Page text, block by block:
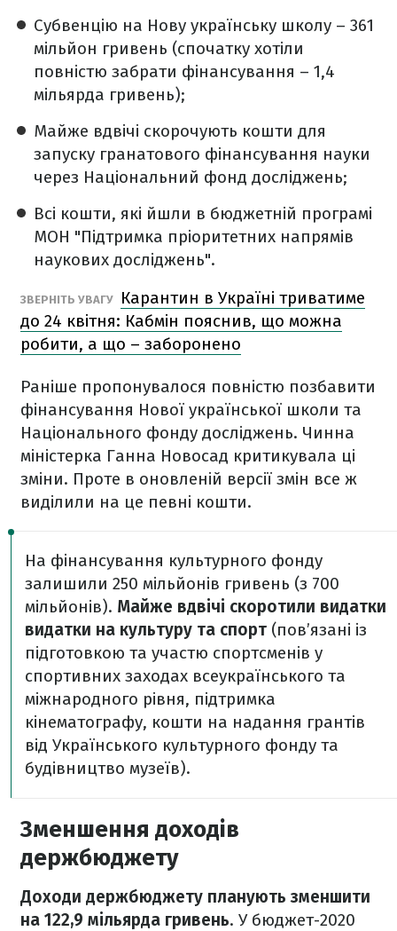
Субвенцію на Нову українську школу – 361
мільйон гривень (спочатку хотіли
повністю забрати фінансування – 1,4
мільярда гривень);
Майже вдвічі скорочують кошти для
запуску гранатового фінансування науки
через Національний фонд досліджень;
Всі кошти, які йшли в бюджетній програмі
МОН "Підтримка пріоритетних напрямів
наукових досліджень".
ЗВЕРНІТЬ УВАГУ
Карантин в Україні триватиме
до 24 квітня: Кабмін пояснив, що можна
робити, а що – заборонено
Раніше пропонувалося повністю позбавити
фінансування Нової української школи та
Національного фонду досліджень. Чинна
міністерка Ганна Новосад критикувала ці
зміни. Проте в оновленій версії змін все ж
виділили на це певні кошти.
На фінансування культурного фонду
залишили 250 мільйонів гривень (з 700
мільйонів). Майже вдвічі скоротили видатки
видатки на культуру та спорт (пов’язані із
підготовкою та участю спортсменів у
спортивних заходах всеукраїнського та
міжнародного рівня, підтримка
кінематографу, кошти на надання грантів
від Українського культурного фонду та
будівництво музеїв).
Зменшення доходів
держбюджету
Доходи держбюджету планують зменшити
на 122,9 мільярда гривень. У бюджет-2020